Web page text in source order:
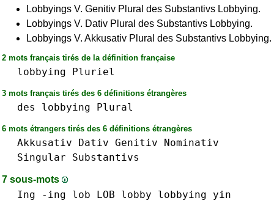
Lobbyings V. Genitiv Plural des Substantivs Lobbying.
Lobbyings V. Dativ Plural des Substantivs Lobbying.
Lobbyings V. Akkusativ Plural des Substantivs Lobbying.
2 mots français tirés de la définition française
lobbying Pluriel
3 mots français tirés des 6 définitions étrangères
des lobbying Plural
6 mots étrangers tirés des 6 définitions étrangères
Akkusativ Dativ Genitiv
Nominativ
Singular
Substantivs
7 sous-mots
Ing -ing lob LOB lobby lobbying yin